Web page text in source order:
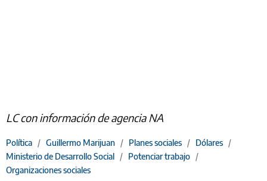
LC con información de agencia NA
Política / Guillermo Marijuan / Planes sociales / Dólares /
Ministerio de Desarrollo Social / Potenciar trabajo /
Organizaciones sociales